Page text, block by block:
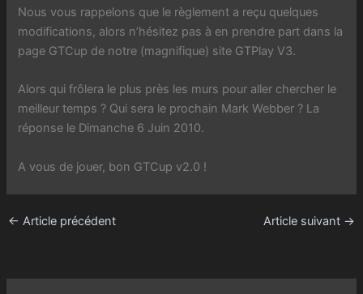
Nous vous rappelons que le règlement a reçu quelques
modifications, alors n’hésitez pas à en prendre part dans la
page GTCup de notre (magnifique) site GTPlay V3.
Alors qui frôlera le plus près les murs pour aller chercher le
meilleur temps ? Qui sera le prochain Mark Webber ? La
réponse le Dimanche 6 Juin 2010.
A vous de jouer, bon GTCup v2.0 !
← Article précédent Article suivant →